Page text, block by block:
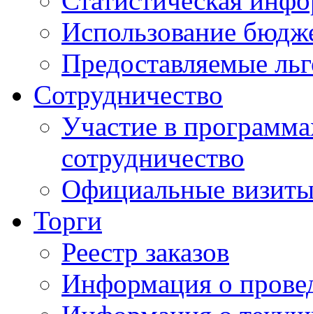
Использование
Предоставляемые
Сотрудничество
Участие в
сотрудничество
Официальные
Торги
Реестр заказов
Информация о